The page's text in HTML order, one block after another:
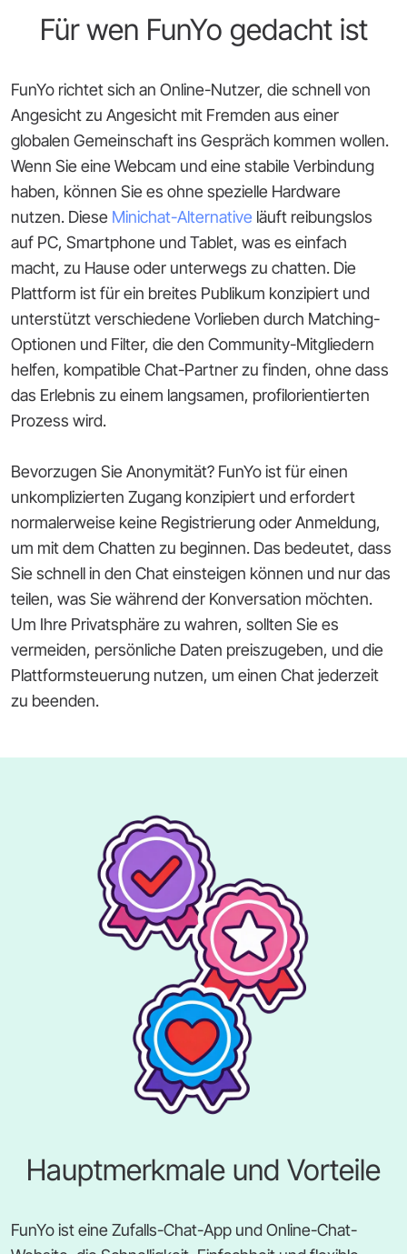
Für wen FunYo gedacht ist
FunYo richtet sich an Online-Nutzer, die schnell von
Angesicht zu Angesicht mit Fremden aus einer
globalen Gemeinschaft ins Gespräch kommen wollen.
Wenn Sie eine Webcam und eine stabile Verbindung
haben, können Sie es ohne spezielle Hardware
nutzen. Diese Minichat-Alternative läuft reibungslos
auf PC, Smartphone und Tablet, was es einfach
macht, zu Hause oder unterwegs zu chatten. Die
Plattform ist für ein breites Publikum konzipiert und
unterstützt verschiedene Vorlieben durch Matching-
Optionen und Filter, die den Community-Mitgliedern
helfen, kompatible Chat-Partner zu finden, ohne dass
das Erlebnis zu einem langsamen, profilorientierten
Prozess wird.
Bevorzugen Sie Anonymität? FunYo ist für einen
unkomplizierten Zugang konzipiert und erfordert
normalerweise keine Registrierung oder Anmeldung,
um mit dem Chatten zu beginnen. Das bedeutet, dass
Sie schnell in den Chat einsteigen können und nur das
teilen, was Sie während der Konversation möchten.
Um Ihre Privatsphäre zu wahren, sollten Sie es
vermeiden, persönliche Daten preiszugeben, und die
Plattformsteuerung nutzen, um einen Chat jederzeit
zu beenden.
Hauptmerkmale und Vorteile
FunYo ist eine Zufalls-Chat-App und Online-Chat-